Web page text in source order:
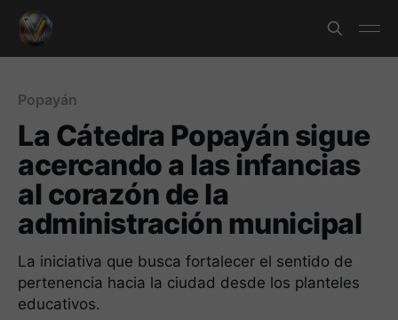
Popayán
La Cátedra Popayán sigue
acercando a las infancias
al corazón de la
administración municipal
La iniciativa que busca fortalecer el sentido de
pertenencia hacia la ciudad desde los planteles
educativos.